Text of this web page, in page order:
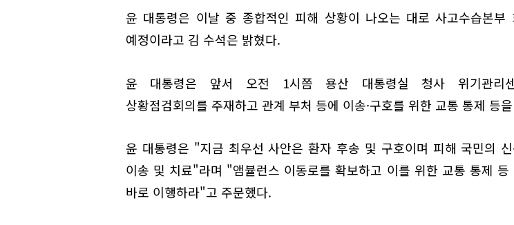
윤 대통령은 이날 중 종합적인 피해 상황이 나오는 대로 사고수습본부
예정이라고 김 수석은 밝혔다.
윤 대통령은 앞서 오전 1시쯤 용산 대통령실 청사 위기관리
상황점검회의를 주재하고 관계 부처 등에 이송·구호를 위한 교통 통제 등
윤 대통령은 "지금 최우선 사안은 환자 후송 및 구호이며 피해 국민의
이송 및 치료"라며 "앰뷸런스 이동로를 확보하고 이를 위한 교통 통제 등
바로 이행하라"고 주문했다.